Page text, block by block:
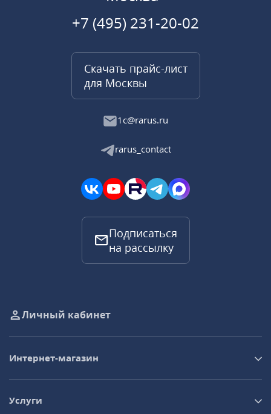
+7 (495) 231-20-02
Скачать прайс-лист
для Москвы
1c@rarus.ru
rarus_contact
Подписаться
на рассылку
Личный кабинет
Интернет-магазин
Услуги